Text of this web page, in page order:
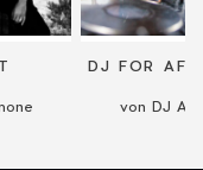
von DJ